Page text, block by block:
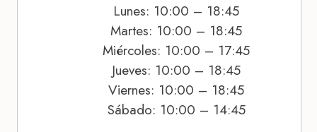
Lunes: 10:00 – 18:45
Martes: 10:00 – 18:45
Miércoles: 10:00 – 17:45
Jueves: 10:00 – 18:45
Viernes: 10:00 – 18:45
Sábado: 10:00 – 14:45